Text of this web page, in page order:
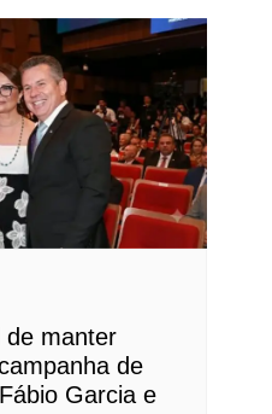
de manter
de
Garcia e